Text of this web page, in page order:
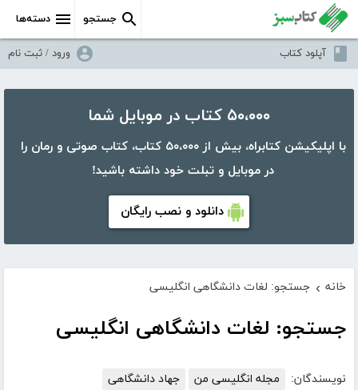
دسته‌ها جستجو
آپلود کتاب ورود / ثبت نام
۵۰،۰۰۰ کتاب در موبایل شما
با اپلیکیشن کتابراه، بیش از ۵۰،۰۰۰ کتاب، کتاب صوتی و رمان را
در موبایل و تبلت خود داشته باشید!
دانلود و نصب رایگان
خانه › جستجو: لغات دانشگاهی انگلیسی
جستجو: لغات دانشگاهی انگلیسی
نویسندگان: مجله انگلیسی من جهاد دانشگاهی